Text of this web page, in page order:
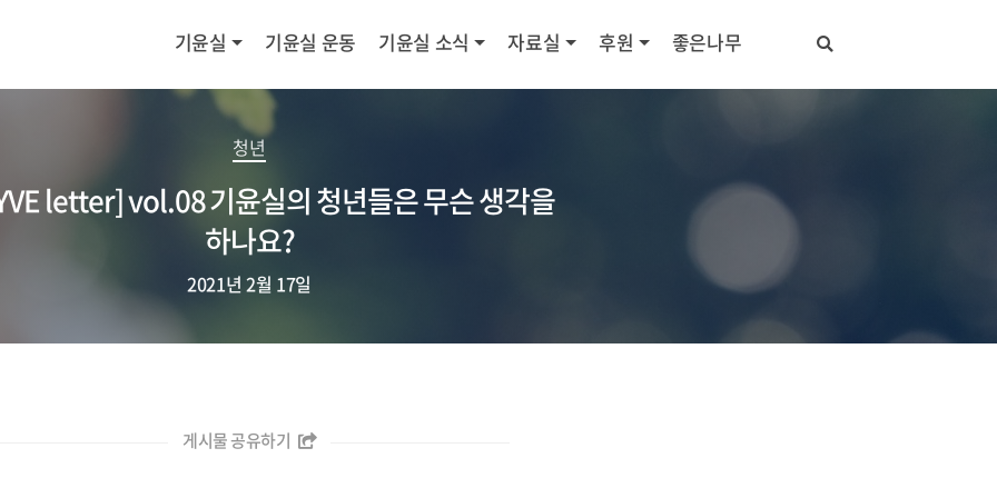
기윤실 기윤실 운동 기윤실 소식 자료실 후원 좋은나무
청년
letter] vol.08 기윤실의 청년들은 무슨 생각을
하나요?
2021년 2월 17일
게시물 공유하기